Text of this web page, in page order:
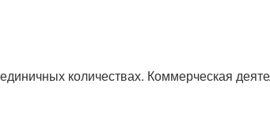
количествах. Коммерческая